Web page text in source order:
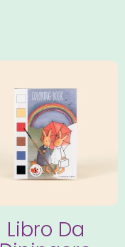
Libro Da